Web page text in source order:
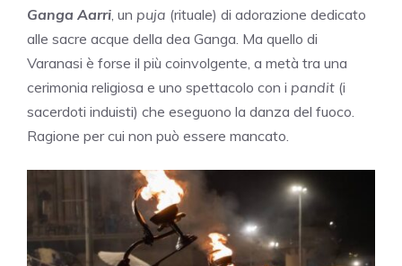
Ganga Aarri , un puja (rituale) di adorazione dedicato
alle sacre acque della dea Ganga. Ma quello di
Varanasi è forse il più coinvolgente, a metà tra una
cerimonia religiosa e uno spettacolo con i pandit (i
sacerdoti induisti) che eseguono la danza del fuoco.
Ragione per cui non può essere mancato.